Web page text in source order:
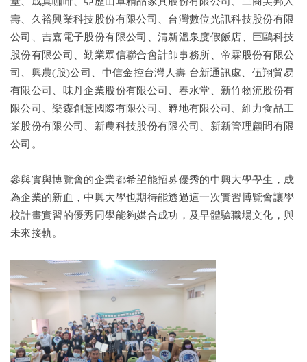
壽、久裕興業科技股份有限公司、台灣數位光訊科技股份有限
公司、吉嘉電子股份有限公司、清新溫泉度假飯店、巨鷗科技
股份有限公司、勤業眾信聯合會計師事務所、帝霖股份有限公
司、興農(股)公司、中信金控台灣人壽 台新通訊處、伍翔貿易
有限公司、味丹企業股份有限公司、春水堂、新竹物流股份有
限公司、樂森創意國際有限公司、孵地有限公司、維力食品工
業股份有限公司、新農科技股份有限公司、新新管理顧問有限
公司。
參與實與博覽會的企業都希望能招募優秀的中興大學學生，成
為企業的新血，中興大學也期待能透過這一次實習博覽會讓學
校計畫實習的優秀同學能夠媒合成功，及早體驗職場文化，與
未來接軌。